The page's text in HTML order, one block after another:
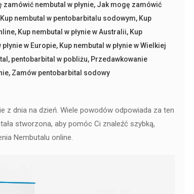
zamówić nembutal w płynie, Jak mogę zamówić
Kup nembutal w pentobarbitalu sodowym, Kup
, Kup nembutal w płynie w Australii, Kup
płynie w Europie, Kup nembutal w płynie w Wielkiej
, pentobarbital w pobliżu, Przedawkowanie
, Zamów pentobarbital sodowy
z dnia na dzień. Wiele powodów odpowiada za ten
stworzona, aby pomóc Ci znaleźć szybką,
Nembutalu online.